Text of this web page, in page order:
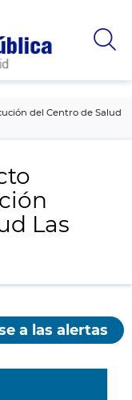
del Centro de Salud
Las
a las alertas